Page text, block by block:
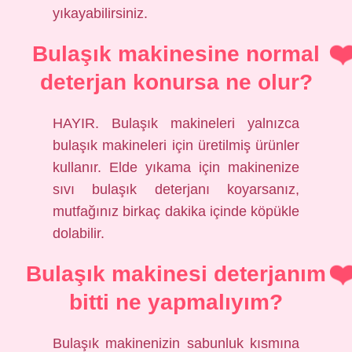
yıkayabilirsiniz.
Bulaşık makinesine normal
deterjan konursa ne olur?
HAYIR. Bulaşık makineleri yalnızca
bulaşık makineleri için üretilmiş ürünler
kullanır. Elde yıkama için makinenize
sıvı bulaşık deterjanı koyarsanız,
mutfağınız birkaç dakika içinde köpükle
dolabilir.
Bulaşık makinesi deterjanım
bitti ne yapmalıyım?
Bulaşık makinenizin sabunluk kısmına